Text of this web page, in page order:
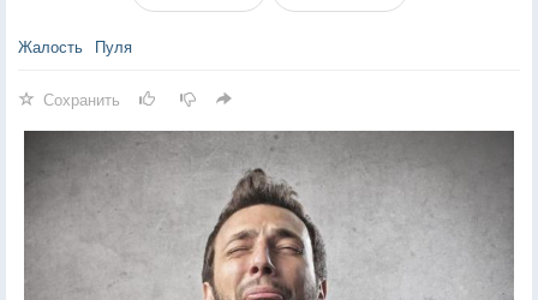
Жалость Пуля
Сохранить